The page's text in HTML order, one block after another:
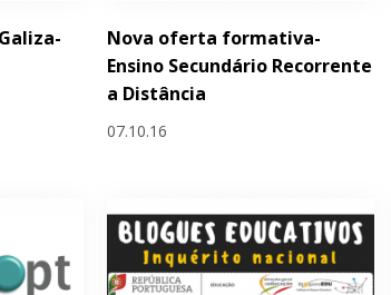
Nova oferta formativa-
Ensino Secundário Recorrente
a Distância
07.10.16